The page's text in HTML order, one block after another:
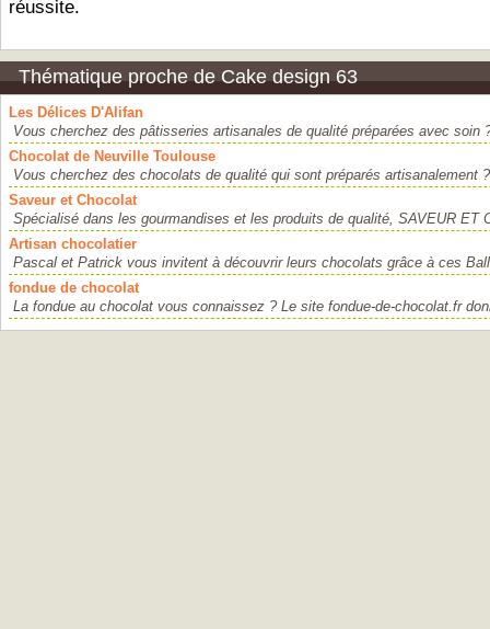
réussite.
Thématique proche de Cake design 63
Les Délices D'Alifan
Vous cherchez des pâtisseries artisanales de qualité préparées avec soin
Chocolat de Neuville Toulouse
Vous cherchez des chocolats de qualité qui sont préparés artisanalement
Saveur et Chocolat
Spécialisé dans les gourmandises et les produits de qualité, SAVEUR ET
Artisan chocolatier
Pascal et Patrick vous invitent à découvrir leurs chocolats grâce à ces
fondue de chocolat
La fondue au chocolat vous connaissez ? Le site fondue-de-chocolat.fr